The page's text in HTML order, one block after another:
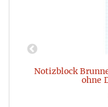
Notizblock
ohne